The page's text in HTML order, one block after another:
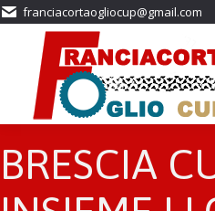
franciacortaogliocup@gmail.com
BRESCIA